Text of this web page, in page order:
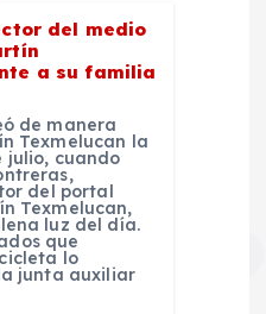
del medio
a su familia
de manera
Texmelucan la
julio, cuando
del portal
Texmelucan,
luz del día.
que
lo
junta auxiliar